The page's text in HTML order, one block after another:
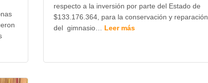
respecto a la inversión por parte del Estado de
$133.176.364, para la conservación y reparación
del gimnasio… Leer más